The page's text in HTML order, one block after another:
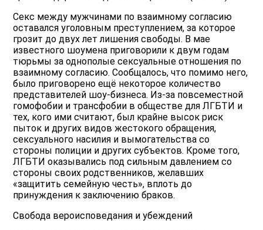
Секс между мужчинами по взаимному согласию
оставался уголовным преступлением, за которое
грозит до двух лет лишения свободы. В мае
известного шоумена приговорили к двум годам
тюрьмы за однополые сексуальные отношения по
взаимному согласию. Сообщалось, что помимо него,
было приговорено ещё некоторое количество
представителей шоу-бизнеса. Из-за повсеместной
гомофобии и трансфобии в обществе для ЛГБТИ и
тех, кого ими считают, был крайне высок риск
пыток и других видов жестокого обращения,
сексуального насилия и вымогательства со
стороны полиции и других субъектов. Кроме того,
ЛГБТИ оказывались под сильным давлением со
стороны своих родственников, желавших
«защитить семейную честь», вплоть до
принуждения к заключению браков.
Свобода вероисповедания и убеждений